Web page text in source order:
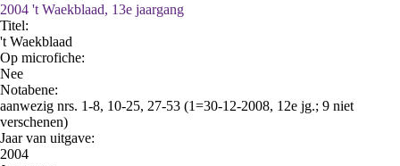
2004 't Waekblaad, 13e jaargang
Titel:
't Waekblaad
Op microfiche:
Nee
Notabene:
aanwezig nrs. 1-8, 10-25, 27-53 (1=30-12-2008, 12e jg.; 9 niet
verschenen)
Jaar van uitgave:
2004